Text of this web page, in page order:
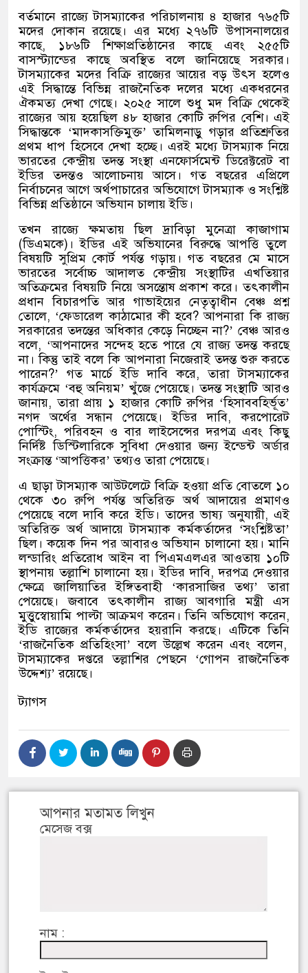
বর্তমানে রাজ্যে টাসম্যাকের পরিচালনায় ৪ হাজার ৭৬৫টি
মদের দোকান রয়েছে। এর মধ্যে ২৭৬টি উপাসনালয়ের
কাছে, ১৮৬টি শিক্ষাপ্রতিষ্ঠানের কাছে এবং ২৫৫টি
বাসস্ট্যান্ডের কাছে অবস্থিত বলে জানিয়েছে সরকার।
টাসম্যাকের মদের বিক্রি রাজ্যের আয়ের বড় উৎস হলেও
এই সিদ্ধান্তে বিভিন্ন রাজনৈতিক দলের মধ্যে একধরনের
ঐকমত্য দেখা গেছে। ২০২৫ সালে শুধু মদ বিক্রি থেকেই
রাজ্যের আয় হয়েছিল ৪৮ হাজার কোটি রুপির বেশি। এই
সিদ্ধান্তকে ‘মাদকাসক্তিমুক্ত’তামিলনাড়ু গড়ার প্রতিশ্রুতির
প্রথম ধাপ হিসেবে দেখা হচ্ছে। এরই মধ্যে টাসম্যাক নিয়ে
ভারতের কেন্দ্রীয় তদন্ত সংস্থা এনফোর্সমেন্ট ডিরেক্টরেট বা
ইডির তদন্তও আলোচনায় আসে। গত বছরের এপ্রিলে
নির্বাচনের আগে অর্থপাচারের অভিযোগে টাসম্যাক ও সংশ্লিষ্ট
বিভিন্ন প্রতিষ্ঠানে অভিযান চালায় ইডি।
তখন রাজ্যে ক্ষমতায় ছিল দ্রাবিড়া মুনেত্রা কাজাগাম
(ডিএমকে) । ইডির এই অভিযানের বিরুদ্ধে আপত্তি তুলে
বিষয়টি সুপ্রিম কোর্ট পর্যন্ত গড়ায়। গত বছরের মে মাসে
ভারতের সর্বোচ্চ আদালত কেন্দ্রীয় সংস্থাটির এখতিয়ার
অতিক্রমের বিষয়টি নিয়ে অসন্তোষ প্রকাশ করে। তৎকালীন
প্রধান বিচারপতি আর গাভাইয়ের নেতৃত্বাধীন বেঞ্চ প্রশ্ন
তোলে, ‘ফেডারেল কাঠামোর কী হবে?আপনারা কি রাজ্য
সরকারের তদন্তের অধিকার কেড়ে নিচ্ছেন না?’ বেঞ্চ আরও
বলে, ‘আপনাদের সন্দেহ হতে পারে যে রাজ্য তদন্ত করছে
না। কিন্তু তাই বলে কি আপনারা নিজেরাই তদন্ত শুরু করতে
পারেন?’ গত মার্চে ইডি দাবি করে,তারা টাসম্যাকের
কার্যক্রমে ‘বহু অনিয়ম’ খুঁজে পেয়েছে। তদন্ত সংস্থাটি আরও
জানায়,তারা প্রায় ১ হাজার কোটি রুপির ‘হিসাববহির্ভূত’
নগদ অর্থের সন্ধান পেয়েছে। ইডির দাবি,করপোরেট
পোস্টিং, পরিবহন ও বার লাইসেন্সের দরপত্র এবং কিছু
নির্দিষ্ট ডিস্টিলারিকে সুবিধা দেওয়ার জন্য ইন্ডেন্ট অর্ডার
সংক্রান্ত‘আপত্তিকর’তথ্যও তারা পেয়েছে।
এ ছাড়া টাসম্যাক আউটলেটে বিক্রি হওয়া প্রতি বোতলে ১০
থেকে ৩০ রুপি পর্যন্ত অতিরিক্ত অর্থ আদায়ের প্রমাণও
পেয়েছে বলে দাবি করে ইডি। তাদের ভাষ্য অনুযায়ী, এই
অতিরিক্ত অর্থ আদায়ে টাসম্যাক কর্মকর্তাদের ‘সংশ্লিষ্টতা’
ছিল। কয়েক দিন পর আবারও অভিযান চালানো হয়। মানি
লন্ডারিং প্রতিরোধ আইন বা পিএমএলএর আওতায় ১০টি
স্থাপনায় তল্লাশি চালানো হয়। ইডির দাবি,দরপত্র দেওয়ার
ক্ষেত্রে জালিয়াতির ইঙ্গিতবাহী‘কারসাজির তথ্য’তারা
পেয়েছে। জবাবে তৎকালীন রাজ্য আবগারি মন্ত্রী এস
মুত্তুস্বোয়ামি পাল্টা আক্রমণ করেন। তিনি অভিযোগ করেন,
ইডি রাজ্যের কর্মকর্তাদের হয়রানি করছে। এটিকে তিনি
‘রাজনৈতিক প্রতিহিংসা’বলে উল্লেখ করেন এবং বলেন,
টাসম্যাকের দপ্তরে তল্লাশির পেছনে ‘গোপন রাজনৈতিক
উদ্দেশ্য’রয়েছে।
ট্যাগস
আপনার মতামত লিখুন
মেসেজ বক্স
নাম :